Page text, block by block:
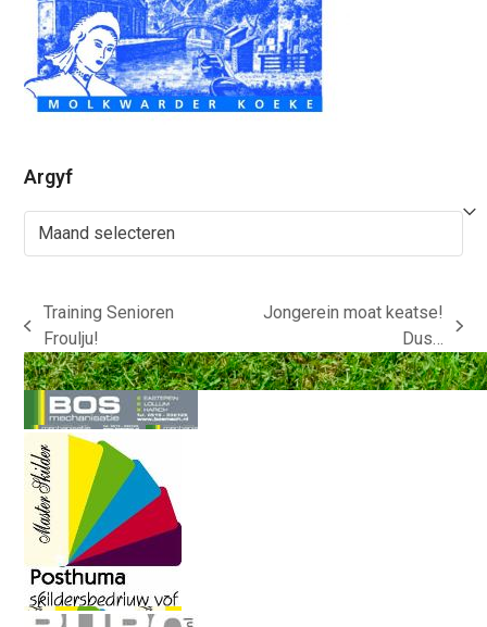
Argyf
Argyf
previous
post:
Training Senioren
Froulju!
post:
Jongerein moat keatse!
Dus…